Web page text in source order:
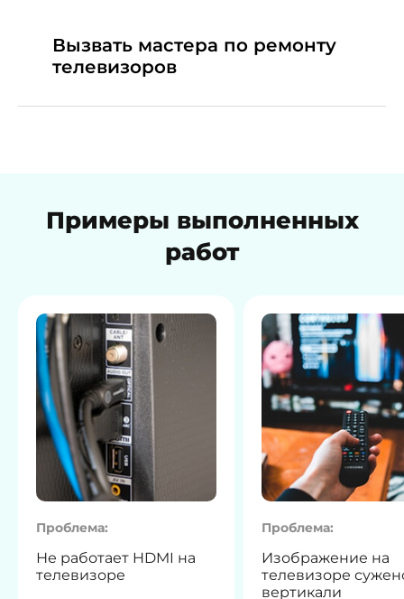
Вызвать мастера по ремонту
телевизоров
Примеры выполненных
работ
Проблема:
Не работает HDMI на
телевизоре
Проблема:
Изображение на
телевизоре
вертикали